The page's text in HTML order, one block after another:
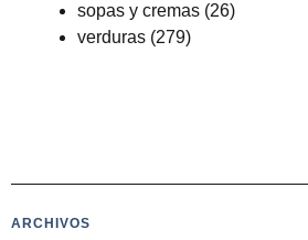
sopas y cremas (26)
verduras (279)
ARCHIVOS